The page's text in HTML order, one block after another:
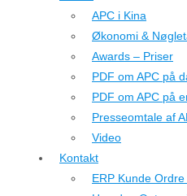
APC i Kina
Økonomi &
Awards – Priser
PDF om APC på
PDF om APC på
Presseomtale af
Video
Kontakt
ERP Kunde